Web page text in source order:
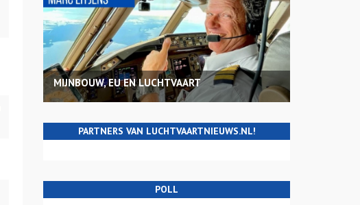
MIJNBOUW, EU EN LUCHTVAART
PARTNERS VAN LUCHTVAARTNIEUWS.NL!
POLL